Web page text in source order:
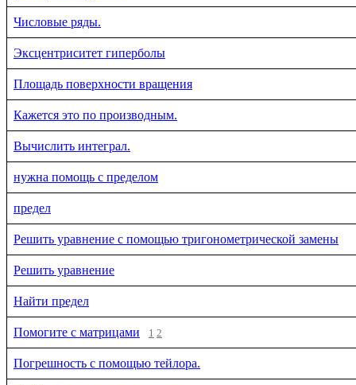
Числовые ряды.
Эксцентриситет гиперболы
Площадь поверхности вращения
Кажется это по производным.
Вычислить интеграл.
нужна помощь с пределом
предел
Решить уравнение с помощью тригонометрической замены
Решить уравнение
Найти предел
Помогите с матрицами 1 2
Погрешность с помощью тейлора.